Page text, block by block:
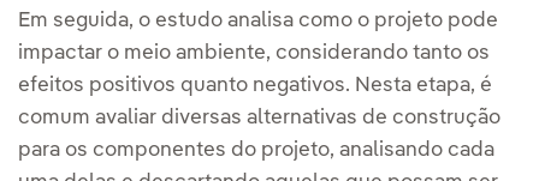
Em seguida, o estudo analisa como o projeto pode
impactar o meio ambiente, considerando tanto os
efeitos positivos quanto negativos. Nesta etapa, é
comum avaliar diversas alternativas de construção
para os componentes do projeto, analisando cada